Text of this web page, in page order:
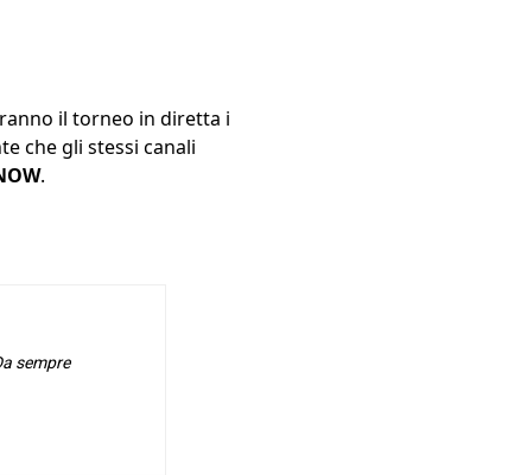
il torneo in diretta i
che gli stessi canali
.
sempre